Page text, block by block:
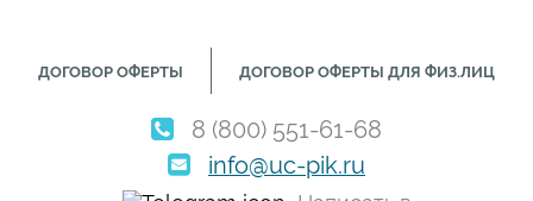
ДОГОВОР ОФЕРТЫ ДОГОВОР ОФЕРТЫ ДЛЯ ФИЗ.ЛИЦ
8 (800) 551-61-68
info@uc-pik.ru